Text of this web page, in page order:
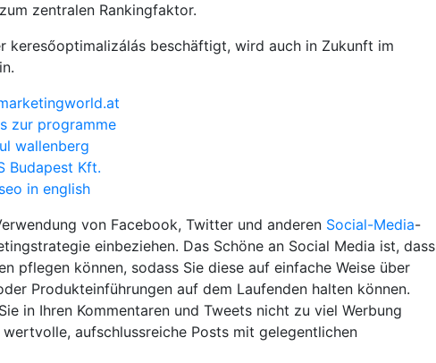
zentralen Rankingfaktor.
keresőoptimalizálás beschäftigt, wird auch in Zukunft im
zur programme
wallenberg
Budapest Kft.
in english
von Facebook, Twitter und anderen Social-Media-
einbeziehen. Das Schöne an Social Media ist, dass
pflegen können, sodass Sie diese auf einfache Weise über
Produkteinführungen auf dem Laufenden halten können.
in Ihren Kommentaren und Tweets nicht zu viel Werbung
aufschlussreiche Posts mit gelegentlichen